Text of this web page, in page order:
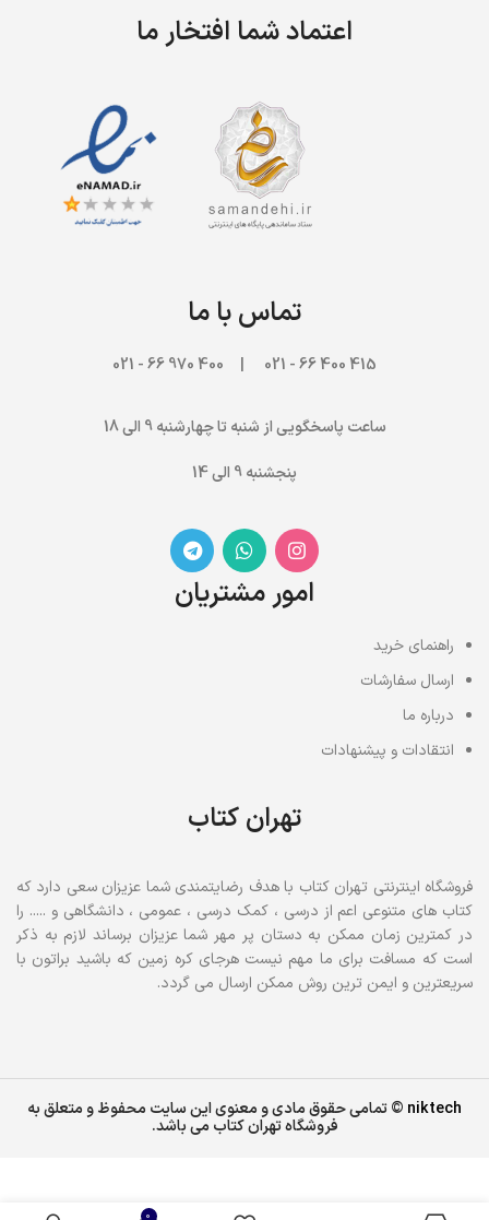
اعتماد شما افتخار ما
تماس با ما
415 400 66 - 021 | 400
ساعت پاسخگویی از شنبه تا چهارشنبه 9 الی 18
پنجشنبه 9 الی 14
امور مشتریان
راهنمای خرید
ارسال سفارشات
درباره ما
انتقادات و پیشنهادات
تهران کتاب
فروشگاه اینترنتی تهران کتاب با هدف رضایتمندی شما عزیزان سعی دارد که
کتاب های متنوعی اعم از درسی ، کمک درسی ، عمومی ، دانشگاهی و ..... را
در کمترین زمان ممکن به دستان پر مهر شما عزیزان برساند لازم به ذکر
است که مسافت برای ما مهم نیست هرجای کره زمین که باشید براتون با
سریعترین و ایمن ترین روش ممکن ارسال می گردد.
niktech © تمامی حقوق مادی و معنوی این سایت محفوظ و متعلق به
فروشگاه تهران کتاب می باشد.
0